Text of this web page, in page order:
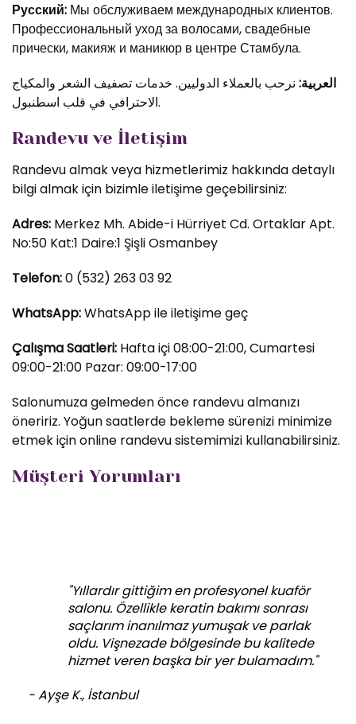
Русский: Мы обслуживаем международных клиентов.
Профессиональный уход за волосами, свадебные
прически, макияж и маникюр в центре Стамбула.
العربية: نرحب بالعملاء الدوليين. خدمات تصفيف الشعر والمكياج
الاحترافي في قلب اسطنبول.
Randevu ve İletişim
Randevu almak veya hizmetlerimiz hakkında detaylı
bilgi almak için bizimle iletişime geçebilirsiniz:
Adres: Merkez Mh. Abide-i Hürriyet Cd. Ortaklar Apt.
No:50 Kat:1 Daire:1 Şişli Osmanbey
Telefon:0 (532) 263 03 92
WhatsApp:WhatsApp ile iletişime geç
Çalışma Saatleri: Hafta içi 08:00-21:00, Cumartesi
09:00-21:00 Pazar: 09:00-17:00
Salonumuza gelmeden önce randevu almanızı
öneririz. Yoğun saatlerde bekleme sürenizi minimize
etmek için online randevu sistemimizi kullanabilirsiniz.
Müşteri Yorumları
"Yıllardır gittiğim en profesyonel kuaför
salonu. Özellikle keratin bakımı sonrası
saçlarım inanılmaz yumuşak ve parlak
oldu. Vişnezade bölgesinde bu kalitede
hizmet veren başka bir yer bulamadım."
- Ayşe K., İstanbul